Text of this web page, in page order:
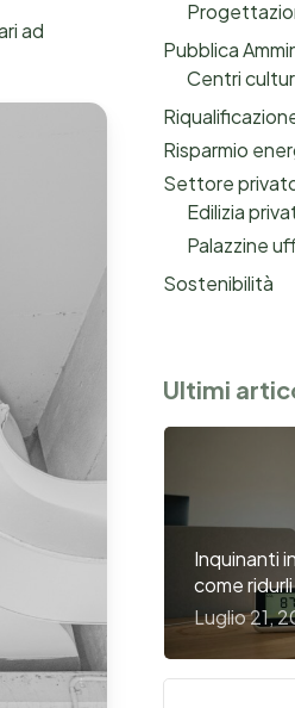
ad
Pubblica
Centri
Risparmio
Settore
Edilizia
Palazzine
Sostenibilità
Ultimi
Inquinanti
come ridurli
Luglio 21,